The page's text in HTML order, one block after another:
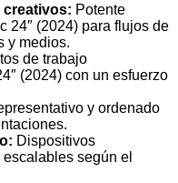
creativos: Potente
24″ (2024) para flujos de
y medios.
de trabajo
(2024) con un esfuerzo
y ordenado
Dispositivos
según el